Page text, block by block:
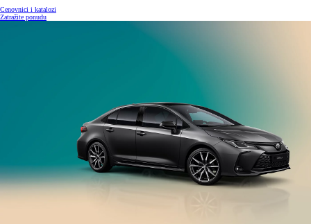
Cenovnici i katalozi
Zatražite ponudu